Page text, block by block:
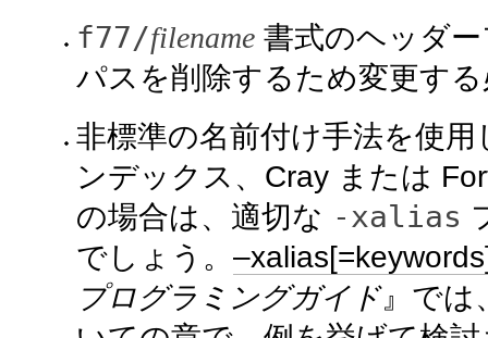
f77/filename 書式のヘッダ
パスを削除するため変更す
非標準の名前付け手法を使
ンデックス、Cray または
の場合は、適切な -xalias
でしょう。
プログラミングガイド』では